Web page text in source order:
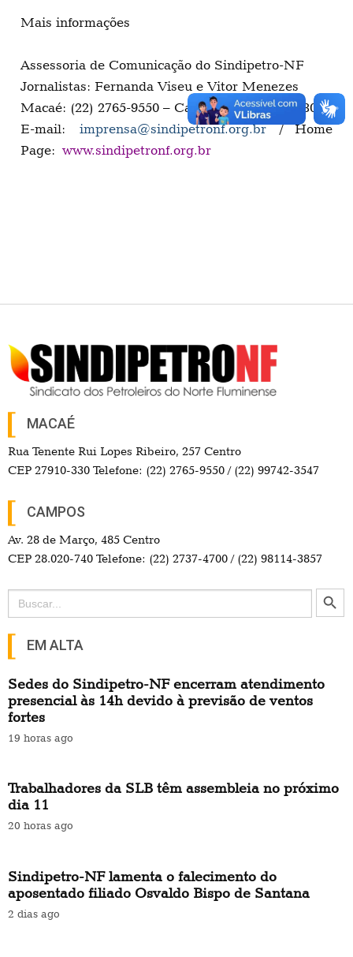
Mais informações
Assessoria de Comunicação do Sindipetro-NF
Jornalistas: Fernanda Viseu e Vitor Menezes
Macaé: (22) 2765-9550 – Campos: (22) 27331530
E-mail: imprensa@sindipetronf.org.br/ Home
Page:www.sindipetronf.org.br
MACAÉ
Rua Tenente Rui Lopes Ribeiro, 257 Centro
CEP 27910-330 Telefone: (22) 2765-9550 / (22) 99742-3547
CAMPOS
Av. 28 de Março, 485 Centro
CEP 28.020-740 Telefone: (22) 2737-4700 / (22) 98114-3857
Search
for:
Search Button
EM ALTA
Sedes do Sindipetro-NF encerram atendimento
presencial às 14h devido à previsão de ventos
fortes
19 horas ago
Trabalhadores da SLB têm assembleia no próximo
dia 11
20 horas ago
Sindipetro-NF lamenta o falecimento do
aposentado filiado Osvaldo Bispo de Santana
2 dias ago